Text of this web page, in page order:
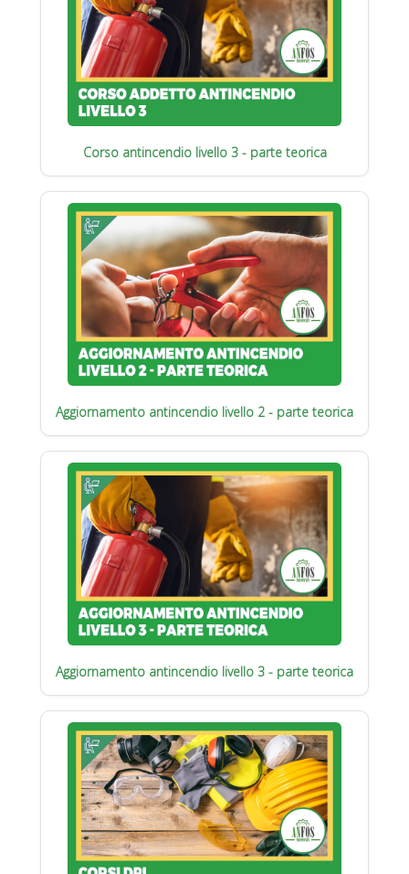
Corso antincendio livello 3 - parte teorica
Aggiornamento antincendio livello 2 - parte teorica
Aggiornamento antincendio livello 3 - parte teorica